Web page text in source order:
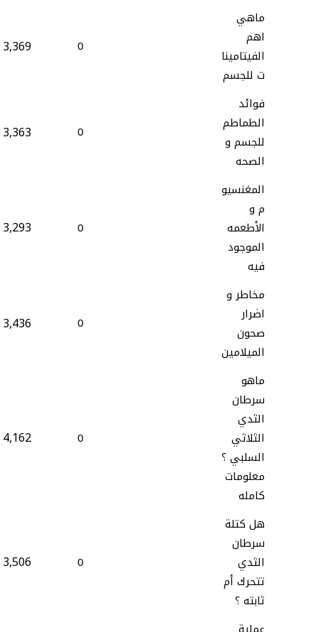
ماهي
اهم
الفيتامينا
ت للجسم
0
3,369
فوائد
الطماطم
للجسم و
الصحه
0
3,363
المغنسيو
م و
الأطعمه
الموجود
فيه
0
3,293
مخاطر و
اضرار
صحون
الميلامين
0
3,436
ماهو
سرطان
الثدي
الثلاثي
السلبي ؟
معلومات
كامله
0
4,162
هل كتلة
سرطان
الثدي
تتحرك أم
ثابته ؟
0
3,506